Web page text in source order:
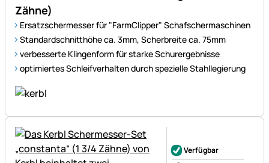
Zähne)
Ersatzschermesser für "FarmClipper" Schafschermaschinen
Standardschnitthöhe ca. 3mm, Scherbreite ca. 75mm
verbesserte Klingenform für starke Schurergebnisse
optimiertes Schleifverhalten durch spezielle Stahllegierung
Verfügbar